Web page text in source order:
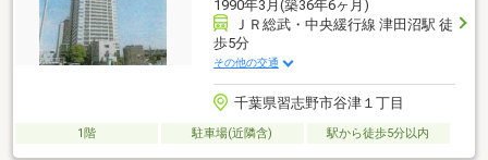
1990年3月(築36年6ヶ月)
ＪＲ総武・中央緩行線 津田沼駅 徒
歩5分
その他の交通
千葉県習志野市谷津１丁目
1階 駐車場(近隣含) 駅から徒歩5分以内